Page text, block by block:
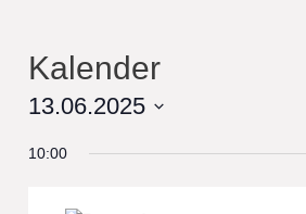
Kalender
13.06.2025
date.
10:00